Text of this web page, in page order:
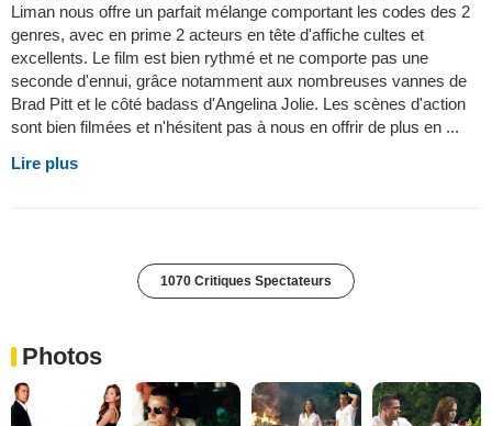
Liman nous offre un parfait mélange comportant les codes des 2
genres, avec en prime 2 acteurs en tête d'affiche cultes et
excellents. Le film est bien rythmé et ne comporte pas une
seconde d'ennui, grâce notamment aux nombreuses vannes de
Brad Pitt et le côté badass d'Angelina Jolie. Les scènes d'action
sont bien filmées et n'hésitent pas à nous en offrir de plus en ...
Lire plus
1070 Critiques Spectateurs
Photos